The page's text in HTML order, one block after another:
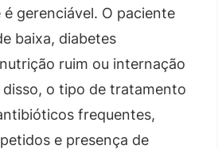
gerenciável. O paciente
baixa, diabetes
ruim ou internação
o tipo de tratamento
frequentes,
e presença de